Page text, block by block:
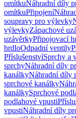
omítkuNáhradní díly
omítkuPřipojení
soupravy pro výlevky
výlevkyZápachové
uzávěrkyPřipojovací
hrdloOdpadní ventily
PříslušenstvíSprchy a
sprchyNáhradní díly
kanálkyNáhradní díly
sprchové kanálky
kanálkySprchové
podlahové vpusti
vpustiNáhradní díly